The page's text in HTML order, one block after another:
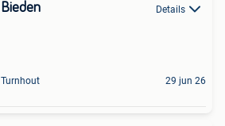
Bieden Details
Turnhout 29 jun 26